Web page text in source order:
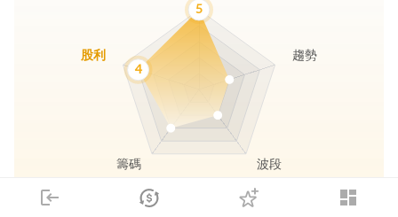
login dashboard
市場 登入
趨勢動能 波段訊號
趨勢
波段
籌碼
股利
5
4